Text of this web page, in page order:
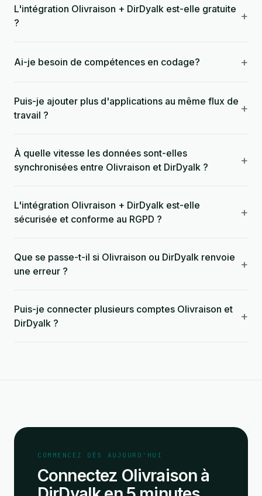
L'intégration Olivraison + DirDyalk est-elle gratuite
?
+
Ai-je besoin de compétences en codage? +
Puis-je ajouter plus d'applications au même flux de
travail ?
+
À quelle vitesse les données sont-elles
synchronisées entre Olivraison et DirDyalk ?
+
L'intégration Olivraison + DirDyalk est-elle
sécurisée et conforme au RGPD ?
+
Que se passe-t-il si Olivraison ou DirDyalk renvoie
une erreur ?
+
Puis-je connecter plusieurs comptes Olivraison et
DirDyalk ?
+
COMMENCEZ DÈS AUJOURD'HUI
Connectez Olivraison à